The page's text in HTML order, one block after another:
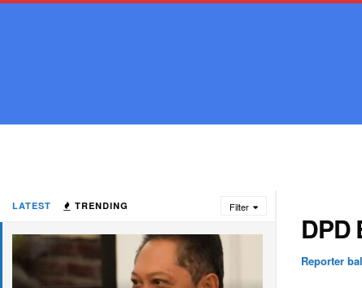
LATEST TRENDING Filter
DPD
Reporter